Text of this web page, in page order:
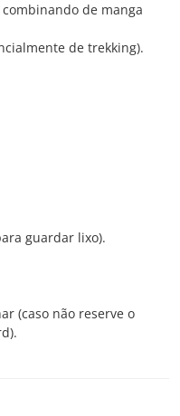
de manga
de trekking).
guardar lixo).
(caso não reserve o